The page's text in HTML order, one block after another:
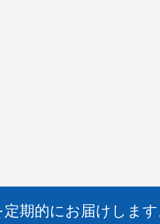
期的にお届けします